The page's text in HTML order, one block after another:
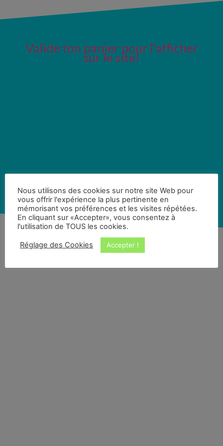
Valide ton panier pour l’afficher
sur le site!
Nous utilisons des cookies sur notre site Web pour
vous offrir l'expérience la plus pertinente en
mémorisant vos préférences et les visites répétées.
En cliquant sur «Accepter», vous consentez à
l'utilisation de TOUS les cookies.
Réglage des Cookies Accepter !